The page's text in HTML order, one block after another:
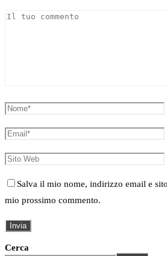
Salva il mio nome, indirizzo email e
mio prossimo commento.
Cerca